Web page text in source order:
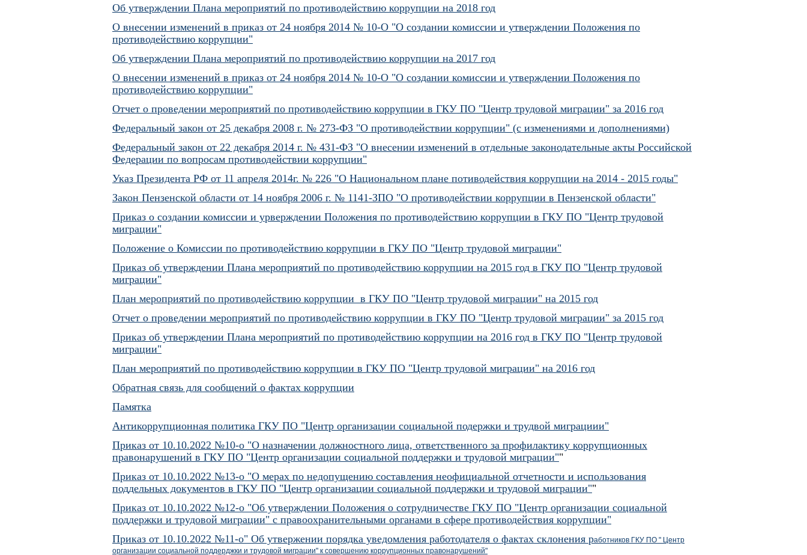
Об утверждении Плана мероприятий по противодействию коррупции на 2018 год
О внесении изменений в приказ от 24 ноября 2014 № 10-О "О создании комиссии и утверждении Положения по
противодействию коррупции"
Об утверждении Плана мероприятий по противодействию коррупции на 2017 год
О внесении изменений в приказ от 24 ноября 2014 № 10-О "О создании комиссии и утверждении Положения по
противодействию коррупции"
Отчет о проведении мероприятий по противодействию коррупции в ГКУ ПО "Центр трудовой миграции" за 2016 год
Федеральный закон от 25 декабря 2008 г. № 273-ФЗ "О противодействии коррупции" (с изменениями и дополнениями)
Федеральный закон от 22 декабря 2014 г. № 431-ФЗ "О внесении изменений в отдельные законодательные акты Российской
Федерации по вопросам противодействии коррупции"
Указ Президента РФ от 11 апреля 2014г. № 226 "О Национальном плане потиводействия коррупции на 2014 - 2015 годы"
Закон Пензенской области от 14 ноября 2006 г. № 1141-ЗПО "О противодействии коррупции в Пензенской области"
Приказ о создании комиссии и урверждении Положения по противодействию коррупции в ГКУ ПО "Центр трудовой
миграции"
Положение о Комиссии по противодействию коррупции в ГКУ ПО "Центр трудовой миграции"
Приказ об утверждении Плана мероприятий по противодействию коррупции на 2015 год в ГКУ ПО "Центр трудовой
миграции"
План мероприятий по противодействию коррупции в ГКУ ПО "Центр трудовой миграции" на 2015 год
Отчет о проведении мероприятий по противодействию коррупции в ГКУ ПО "Центр трудовой миграции" за 2015 год
Приказ об утверждении Плана мероприятий по противодействию коррупции на 2016 год в ГКУ ПО "Центр трудовой
миграции"
План мероприятий по противодействию коррупции в ГКУ ПО "Центр трудовой миграции" на 2016 год
Обратная связь для сообщений о фактах коррупции
Памятка
Антикоррупционная политика ГКУ ПО "Центр организации социальной подержки и трудвой миграциии"
Приказ от 10.10.2022 №10-о "О назначении должностного лица, ответственного за профилактику коррупционных
правонарушений в ГКУ ПО "Центр организации социальной поддержки и трудовой миграции""
Приказ от 10.10.2022 №13-о "О мерах по недопущению составления неофициальной отчетности и использования
поддельных документов в ГКУ ПО "Центр организации социальной поддержки и трудовой миграции""
Приказ от 10.10.2022 №12-о "Об утверждении Положения о сотрудничестве ГКУ ПО "Центр организации социальной
поддержки и трудовой миграции" с правоохранительными органами в сфере противодействия коррупции"
Приказ от 10.10.2022 №11-о" Об утвержении порядка уведомления работодателя о фактах склонения работников ГКУ ПО " Центр
организации социальной поддерджки и трудовой миграции" к совершению коррупционных правонарушений"